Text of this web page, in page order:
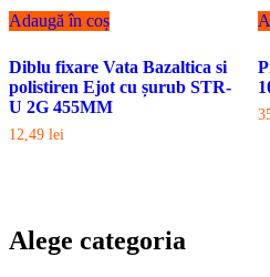
Adaugă în coș
Diblu fixare Vata Bazaltica si
polistiren Ejot cu șurub STR-
U 2G 455MM
12,49 lei
Alege categoria